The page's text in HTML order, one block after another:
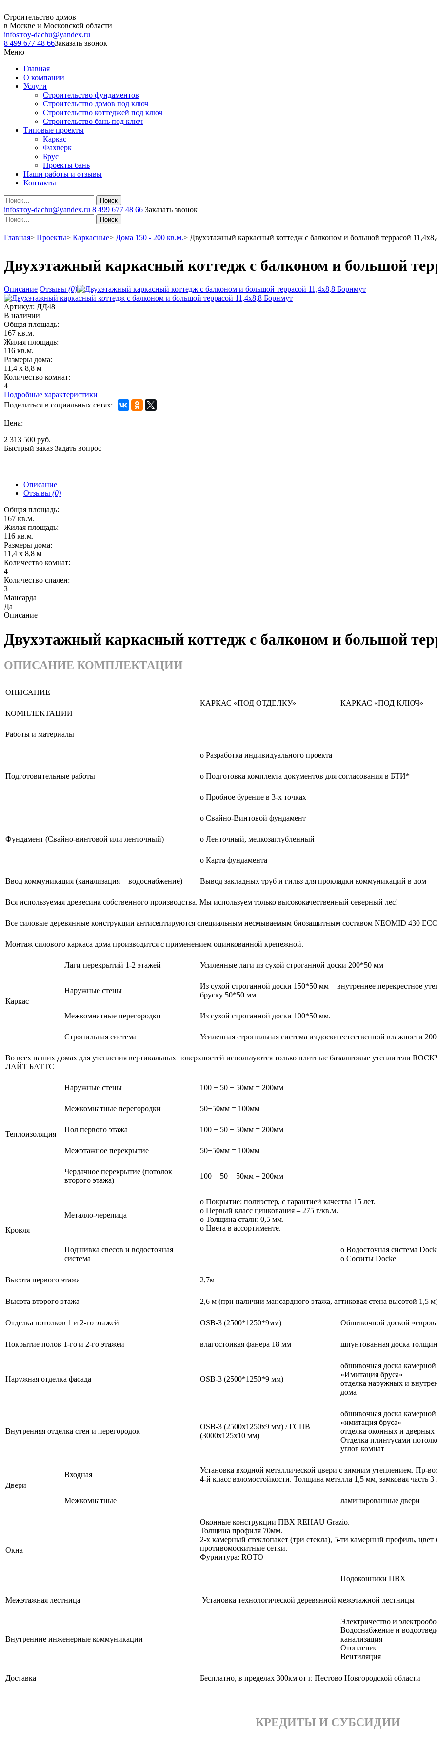
Строительство домов
в Москве и Московской области
infostroy-dachu@yandex.ru
8 499 677 48 66Заказать звонок
Меню
Главная
О компании
Услуги
Строительство фундаментов
Строительство домов под ключ
Строительство коттеджей под ключ
Строительство бань под ключ
Типовые проекты
Каркас
Фахверк
Брус
Проекты бань
Наши работы и отзывы
Контакты
Поиск
infostroy-dachu@yandex.ru 8 499 677 48 66 Заказать звонок
Поиск
Главная> Проекты> Каркасные> Дома 150 - 200 кв.м.> Двухэтажный каркасный коттедж с балконом и большой террасой
Двухэтажный каркасный коттедж с балконом и большой
Описание Отзывы (0)
Артикул: ДД48
В наличии
Общая площадь:
167 кв.м.
Жилая площадь:
116 кв.м.
Размеры дома:
11,4 х 8,8 м
Количество комнат:
4
Подробные характеристики
Поделиться в социальных сетях:
Цена:
2 313 500 руб.
Быстрый заказ Задать вопрос
Описание
Отзывы (0)
Общая площадь:
167 кв.м.
Жилая площадь:
116 кв.м.
Размеры дома:
11,4 х 8,8 м
Количество комнат:
4
Количество спален:
3
Мансарда
Да
Описание
Двухэтажный каркасный коттедж с балконом и большой
ОПИСАНИЕ КОМПЛЕКТАЦИИ
ОПИСАНИЕ
КАРКАС «ПОД ОТДЕЛКУ»
КАРКАС «ПОД КЛЮЧ»
КОМПЛЕКТАЦИИ
Работы и материалы
Подготовительные работы
о Разработка индивидуального проекта
о Подготовка комплекта документов для согласования в БТИ*
о Пробное бурение в 3-х точках
Фундамент (Свайно-винтовой или ленточный)
о Свайно-Винтовой фундамент
о Ленточный, мелкозаглубленный
о Карта фундамента
Ввод коммуникация (канализация + водоснабжение) Вывод закладных труб и гильз для прокладки коммуникаций в дом
Вся используемая древесина собственного производства. Мы используем только высококачественный северный лес!
Все силовые деревянные конструкции антисептируются специальным несмываемым биозащитным составом NEOMID 430
Монтаж силового каркаса дома производится с применением оцинкованной крепежной.
Каркас
Лаги перекрытий 1-2 этажей Усиленные лаги из сухой строганной доски 200*50 мм
Наружные стены
Из сухой строганной доски 150*50 мм + внутреннее перекрестное
бруску 50*50 мм
Межкомнатные перегородки Из сухой строганной доски 100*50 мм.
Стропильная система Усиленная стропильная система из доски естественной влажности
Во всех наших домах для утепления вертикальных поверхностей используются только плитные базальтовые утеплители
ЛАЙТ БАТТС
Теплоизоляция
Наружные стены 100 + 50 + 50мм = 200мм
Межкомнатные перегородки 50+50мм = 100мм
Пол первого этажа 100 + 50 + 50мм = 200мм
Межэтажное перекрытие 50+50мм = 100мм
Чердачное перекрытие (потолок
второго этажа)
100 + 50 + 50мм = 200мм
Кровля
Металло-черепица
о Покрытие: полиэстер, с гарантией качества 15 лет.
о Первый класс цинкования – 275 г/кв.м.
о Толщина стали: 0,5 мм.
о Цвета в ассортименте.
Подшивка свесов и водосточная
система
о Водосточная система
о Софиты Docke
Высота первого этажа 2,7м
Высота второго этажа 2,6 м (при наличии мансардного этажа, аттиковая стена высотой 1,5
Отделка потолков 1 и 2-го этажей OSB-3 (2500*1250*9мм) Обшивочной доской
Покрытие полов 1-го и 2-го этажей влагостойкая фанера 18 мм шпунтованная доска
Наружная отделка фасада OSB-3 (2500*1250*9 мм)
обшивочная доска
«Имитация бруса»
отделка наружных и
дома
Внутренняя отделка стен и перегородок
OSB-3 (2500x1250x9 мм) / ГСПВ
(3000х125х10 мм)
обшивочная доска
«имитация бруса»
отделка оконных и дверных
Отделка плинтусами
углов комнат
Двери
Входная
Установка входной металлической двери с зимним утеплением. Пр-
4-й класс взломостойкости. Толщина металла 1,5 мм, замковая часть
Межкомнатные ламинированные двери
Окна
Оконные конструкции ПВХ REHAU Grazio.
Толщина профиля 70мм.
2-х камерный стеклопакет (три стекла), 5-ти камерный профиль, цвет
противомоскитные сетки.
Фурнитура: ROTO
Подоконники ПВХ
Межэтажная лестница Установка технологической деревянной межэтажной лестницы
Внутренние инженерные коммуникации
Электричество и
Водоснабжение и
канализация
Отопление
Вентиляция
Доставка Бесплатно, в пределах 300км от г. Пестово Новгородской области
КРЕДИТЫ И СУБСИДИИ